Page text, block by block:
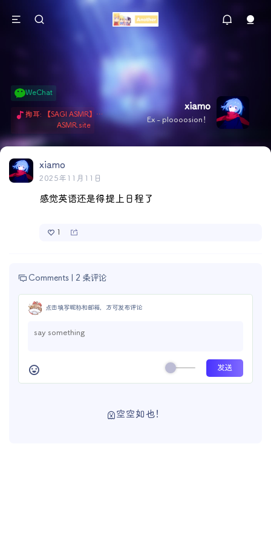
xiamo
Ex - ploooosion！
WeChat
掏耳: 【SAGI ASMR】今天就由阿米娅给博士掏耳吧「耳勺x鹅毛棒x吹气」 Hi-Res无损助眠 + 单刷: ASMR 精选4.0｜ 陪伴天花板 ✦扶扶の温柔哄睡 ✦ 顶级道具和语气词的交融 ✦ 扶桑大红花、
ASMR.site
xiamo
2025年11月11日
感觉英语还是得提上日程了
1
Comments | 2 条评论
点击填写昵称和邮箱，方可发布评论
空空如也！